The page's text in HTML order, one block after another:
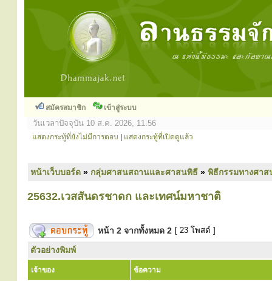
สมัครสมาชิก เข้าสู่ระบบ
วันเวลาปัจจุบัน 10 ส.ค. 2026, 11:56
แสดงกระทู้ที่ยังไม่มีการตอบ แสดงกระทู้ที่เปิดดูแล้ว
หน้าเว็บบอร์ด » กลุ่มศาสนสถานและศาสนพิธี » พิธีกรรมทางศา
25632.เวสสันดรชาดก และเทศน์มหาชาติ
หน้า 2 จากทั้งหมด 2 [ 23 โพสต์ ]
ตัวอย่างพิมพ์
เจ้าของ ข้อความ